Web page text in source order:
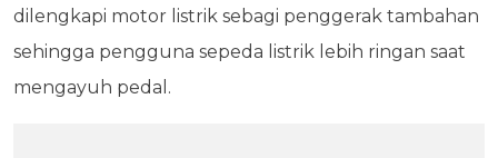
dilengkapi motor listrik sebagi penggerak tambahan
sehingga pengguna sepeda listrik lebih ringan saat
mengayuh pedal.